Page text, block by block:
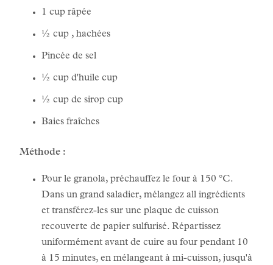
1 cup râpée
½ cup , hachées
Pincée de sel
½ cup d'huile cup
½ cup de sirop cup
Baies fraîches
Méthode :
Pour le granola, préchauffez le four à 150 °C.
Dans un grand saladier, mélangez all ingrédients
et transférez-les sur une plaque de cuisson
recouverte de papier sulfurisé. Répartissez
uniformément avant de cuire au four pendant 10
à 15 minutes, en mélangeant à mi-cuisson, jusqu'à